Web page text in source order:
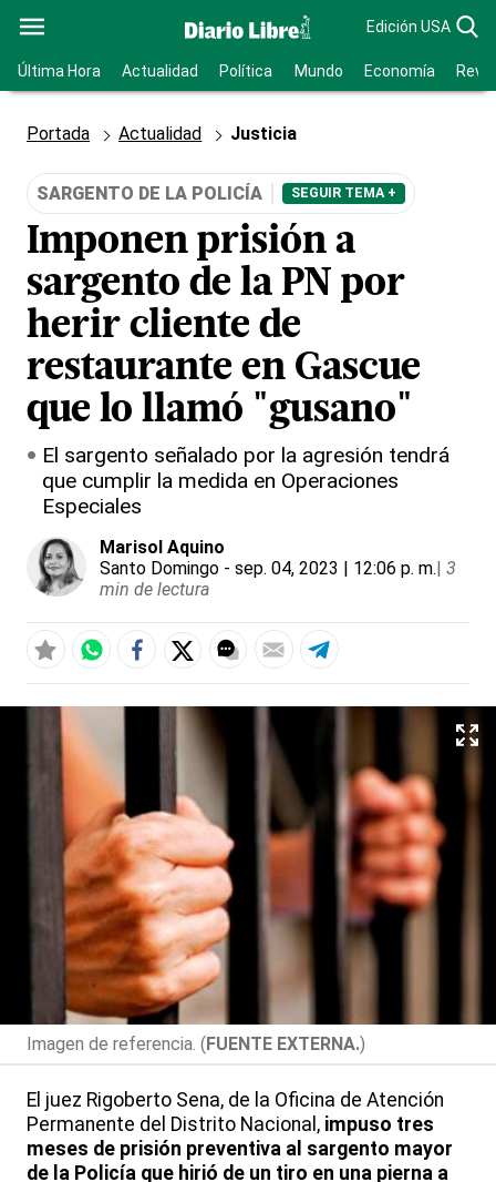
Edición USA
Última Hora Actualidad Política Mundo Economía
Portada Actualidad Justicia
SARGENTO DE LA POLICÍA SEGUIR TEMA +
Imponen prisión a
sargento de la PN por
herir cliente de
restaurante en Gascue
que lo llamó "gusano"
El sargento señalado por la agresión tendrá
que cumplir la medida en Operaciones
Especiales
Marisol Aquino
Santo Domingo - sep. 04, 2023 | 12:06 p. m.| 3
min de lectura
Imagen de referencia. (FUENTE EXTERNA.)
El juez Rigoberto Sena, de la Oficina de Atención
Permanente del Distrito Nacional, impuso tres
meses de prisión preventiva al sargento mayor
de la Policía que hirió de un tiro en una pierna a